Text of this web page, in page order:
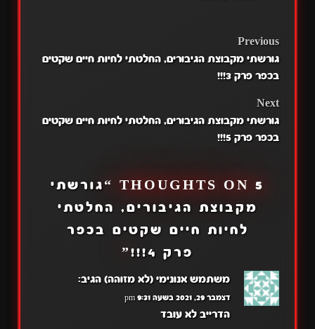
POST
NAVIGATION
Previous
גורשתי מקבוצת הגיבורים, החלטתי לחיות חיים שקטים
בכפר פרק 3!!!
Next
גורשתי מקבוצת הגיבורים, החלטתי לחיות חיים שקטים
בכפר פרק 5!!!
5 THOUGHTS ON “
גורשתי
מקבוצת הגיבורים, החלטתי
לחיות חיים שקטים בכפר
פרק 4!!!
”
משתמש אנונימי (לא מזוהה) הגיב:
דצמבר 29, 2021 בשעה 9:31 pm
הדרייב לא עובד